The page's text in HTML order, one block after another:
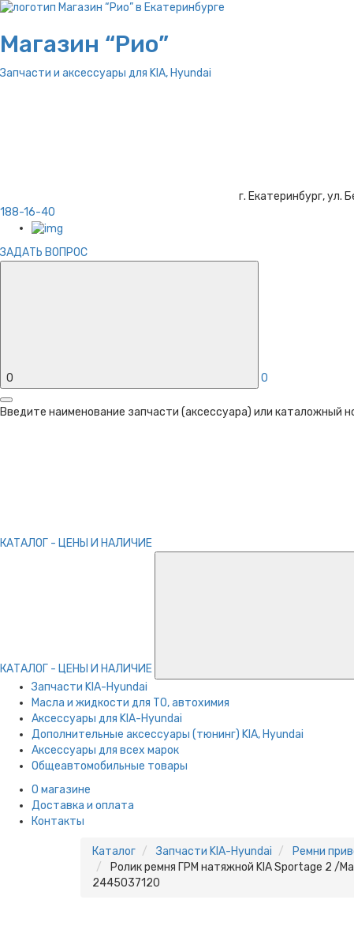
Магазин “Рио”
Запчасти и аксессуары для KIA, Hyundai
г. Екатеринбург, ул.
188-16-40
ЗАДАТЬ ВОПРОС
0 0
Введите наименование запчасти (аксессуара) или каталожный
КАТАЛОГ - ЦЕНЫ И НАЛИЧИЕ
КАТАЛОГ - ЦЕНЫ И НАЛИЧИЕ
Запчасти KIA-Hyundai
Масла и жидкости для ТО, автохимия
Аксессуары для KIA-Hyundai
Дополнительные аксессуары (тюнинг) KIA, Hyundai
Аксессуары для всех марок
Общеавтомобильные товары
О магазине
Доставка и оплата
Контакты
Каталог Запчасти KIA-Hyundai Ремни
Ролик ремня ГРМ натяжной KIA Sportage 2 /
2445037120